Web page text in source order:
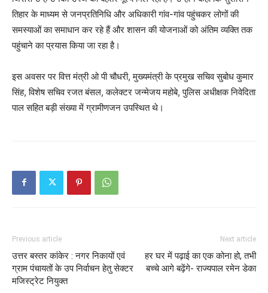
तिहार के माध्यम से जनप्रतिनिधि और अधिकारी गांव-गांव पहुंचकर लोगों की
समस्याओं का समाधान कर रहे हैं और शासन की योजनाओं को अंतिम व्यक्ति तक
पहुंचाने का प्रयास किया जा रहा है।
इस अवसर पर वित्त मंत्री ओ पी चौधरी, मुख्यमंत्री के प्रमुख सचिव सुबोध कुमार
सिंह, विशेष सचिव रजत बंसल, कलेक्टर जन्मेजय महोबे, पुलिस अधीक्षक निवेदिता
पाल सहित बड़ी संख्या में ग्रामीणजन उपस्थित थे।
Previous article
उत्तर बस्तर कांकेर : नगर निकायों एवं
ग्राम पंचायतों के उप निर्वाचन हेतु सेक्टर
मजिस्ट्रेट नियुक्त
Next article
हर घर में पढ़ाई का एक कोना हो, तभी
बच्चे आगे बढ़ेंगे- राज्यपाल रमेन डेका